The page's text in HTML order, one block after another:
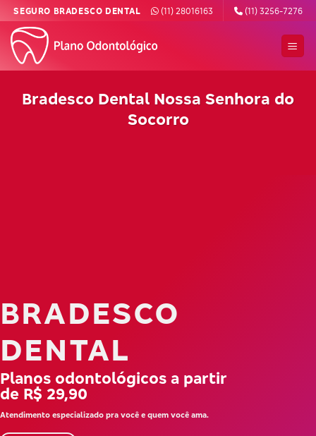
Skip
content
SEGURO BRADESCO DENTAL (11) 28016163 (11) 3256-7276
Bradesco Dental Nossa Senhora do
Socorro
BRADESCO
DENTAL
Planos odontológicos a partir
de R$ 29,90
Atendimento especializado pra você e quem você ama.